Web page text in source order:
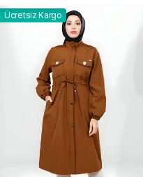
Ücretsiz Kargo